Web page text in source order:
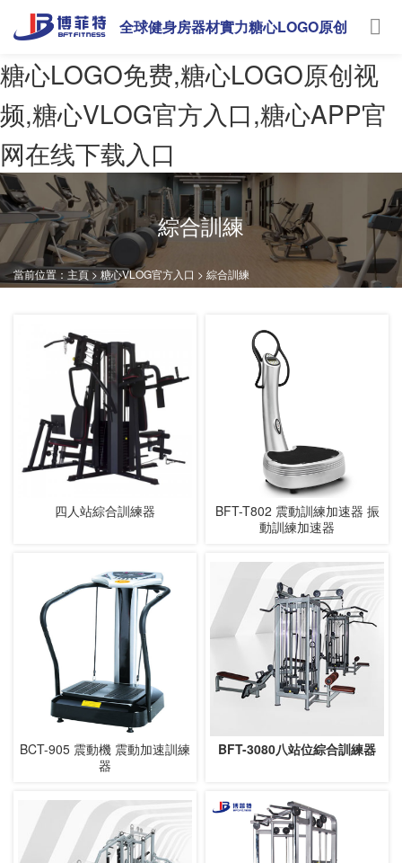
糖心LOGO免费,糖心LOGO原创视
频,糖心VLOG官方入口,糖心APP官
网在线下载入口
全球健身房器材實力糖心LOGO原创
綜合訓練
當前位置：主頁>糖心VLOG官方入口 > 綜合訓練
四人站綜合訓練器
BFT-T802 震動訓練加速器 振
動訓練加速器
BCT-905 震動機 震動加速訓練
器
BFT-3080八站位綜合訓練器